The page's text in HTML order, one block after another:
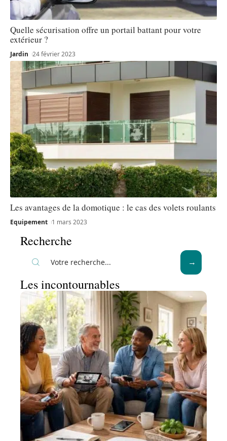
Quelle sécurisation offre un portail battant pour votre
extérieur ?
Jardin 24 février 2023
Les avantages de la domotique : le cas des volets roulants
Equipement 1 mars 2023
Recherche
Les incontournables